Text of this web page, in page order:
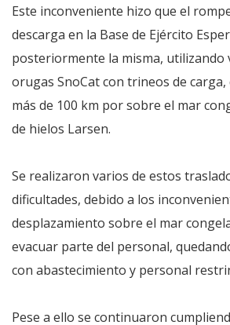
Este inconveniente hizo que el
descarga en la Base de Ejército
posteriormente la misma, utilizando
orugas SnoCat con trineos de carga,
más de 100 km por sobre el mar
de hielos Larsen.
Se realizaron varios de estos
dificultades, debido a los
desplazamiento sobre el mar
evacuar parte del personal,
con abastecimiento y personal
Pese a ello se continuaron